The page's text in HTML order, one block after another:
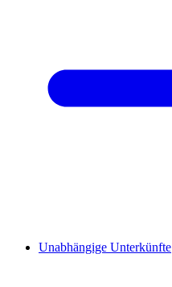
Unabhängige Unterkünfte